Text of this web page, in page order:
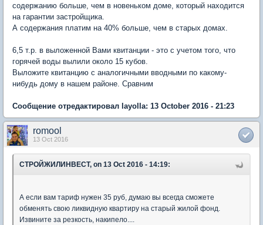
содержанию больше, чем в новеньком доме, который находится
на гарантии застройщика.
А содержания платим на 40% больше, чем в старых домах.
6,5 т.р. в выложенной Вами квитанции - это с учетом того, что
горячей воды вылили около 15 кубов.
Выложите квитанцию с аналогичными вводными по какому-
нибудь дому в нашем районе. Сравним
Сообщение отредактировал layolla: 13 October 2016 - 21:23
romool
13 Oct 2016
СТРОЙЖИЛИНВЕСТ, on 13 Oct 2016 - 14:19:
А если вам тариф нужен 35 руб, думаю вы всегда сможете
обменять свою ликвидную квартиру на старый жилой фонд.
Извините за резкость, накипело....